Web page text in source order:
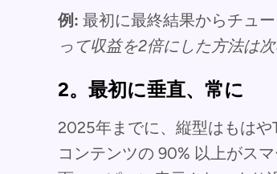
例: 最初に最終結果からチュ
って収益を2倍にした方法は次
2。最初に垂直、常に
2025年までに、縦型はもはや
コンテンツの 90% 以上がス